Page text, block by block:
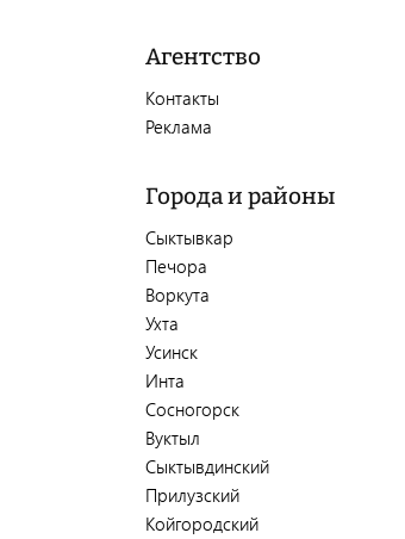
Агентство
Контакты
Реклама
Города и районы
Сыктывкар
Печора
Воркута
Ухта
Усинск
Инта
Сосногорск
Вуктыл
Сыктывдинский
Прилузский
Койгородский